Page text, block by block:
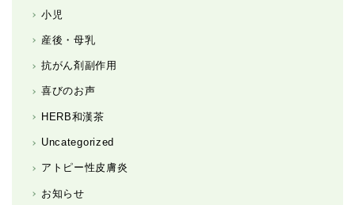
小児
産後・母乳
抗がん剤副作用
喜びのお声
HERB和漢茶
Uncategorized
アトピー性皮膚炎
お知らせ